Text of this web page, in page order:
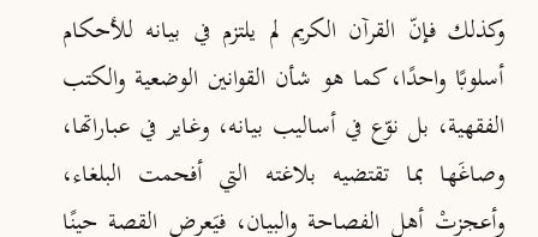
وكذلك فإنّ القرآن الكريم لم يلتزم في بيانه للأحكام
أسلوبًا واحدًا، كما هو شأن القوانين الوضعية والكتب
الفقهية، بل نوّع في أساليب بيانه، وغاير في عباراتها،
وصاغَها بما تقتضيه بلاغته التي أفحمت البلغاء،
وأعجزتْ أهل الفصاحة والبيان، فيَعرض القصة حينًا